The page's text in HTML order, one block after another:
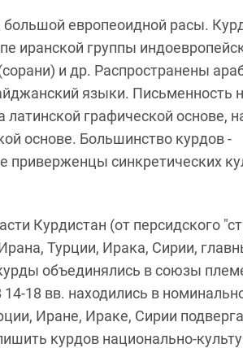
европеоидной расы.
иранской группы
и др. Распространены
языки. Письменность
графической основе,
основе. Большинство курдов -
синкретических
Курдистан (от персидского
Турции, Ирака, Сирии,
объединялись в союзы
18 вв. находились в
Иране, Ираке, Сирии
курдов национально-